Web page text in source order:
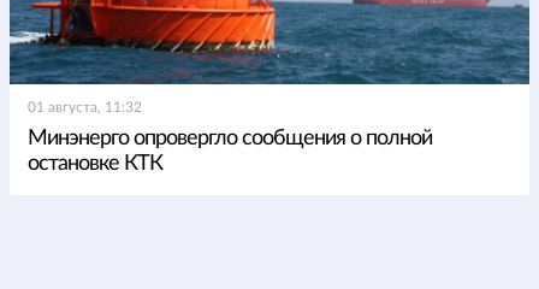
01 августа, 11:32
Минэнерго опровергло сообщения о полной
остановке КТК